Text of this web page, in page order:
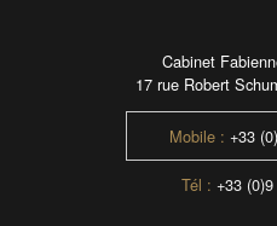
Cabinet
17 rue Robert
Mobile : +33
Tél : +33